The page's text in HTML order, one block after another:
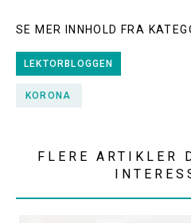
SE MER INNHOLD FRA
LEKTORBLOGGEN
KORONA
FLERE ARTIKLER